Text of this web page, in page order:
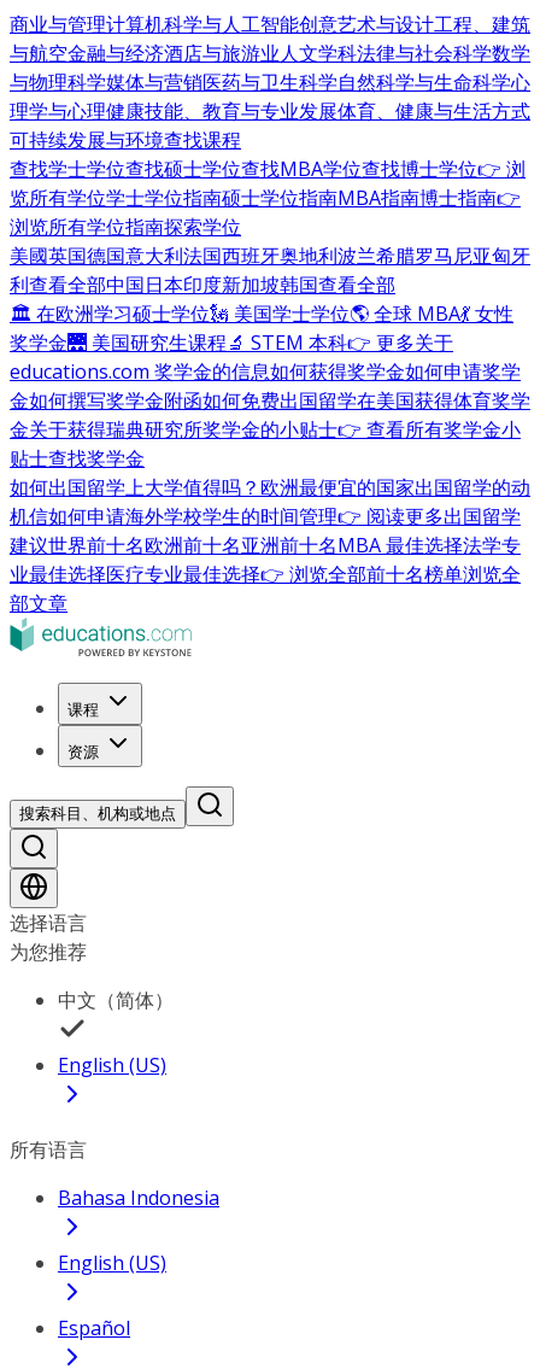
商业与管理计算机科学与人工智能创意艺术与设计工程、建筑
与航空金融与经济酒店与旅游业人文学科法律与社会科学数学
与物理科学媒体与营销医药与卫生科学自然科学与生命科学心
理学与心理健康技能、教育与专业发展体育、健康与生活方式
可持续发展与环境查找课程
查找学士学位查找硕士学位查找MBA学位查找博士学位👉 浏
览所有学位学士学位指南硕士学位指南MBA指南博士指南👉
浏览所有学位指南探索学位
美國英国德国意大利法国西班牙奥地利波兰希腊罗马尼亚匈牙
利查看全部中国日本印度新加坡韩国查看全部
🏛 在欧洲学习硕士学位🗽 美国学士学位🌎 全球 MBA💃 女性
奖学金🌉 美国研究生课程🔬 STEM 本科👉 更多关于
educations.com 奖学金的信息如何获得奖学金如何申请奖学
金如何撰写奖学金附函如何免费出国留学在美国获得体育奖学
金关于获得瑞典研究所奖学金的小贴士👉 查看所有奖学金小
贴士查找奖学金
如何出国留学上大学值得吗？ 欧洲最便宜的国家出国留学的动
机信如何申请海外学校学生的时间管理👉 阅读更多出国留学
建议世界前十名欧洲前十名亚洲前十名MBA 最佳选择法学专
业最佳选择医疗专业最佳选择👉 浏览全部前十名榜单浏览全
部文章
课程
资源
搜索科目、机构或地点
选择语言
为您推荐
中文（简体）
English (US)
所有语言
Bahasa Indonesia
English (US)
Español